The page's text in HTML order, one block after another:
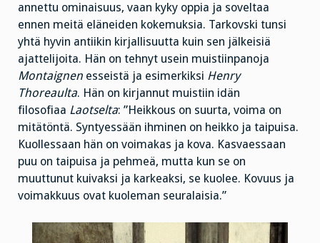
annettu ominaisuus, vaan kyky oppia ja soveltaa
ennen meitä eläneiden kokemuksia. Tarkovski tunsi
yhtä hyvin antiikin kirjallisuutta kuin sen jälkeisiä
ajattelijoita. Hän on tehnyt usein muistiinpanoja
Montaignen esseistä ja esimerkiksi Henry
Thoreaulta. Hän on kirjannut muistiin idän
filosofiaa Laotselta: ”Heikkous on suurta, voima on
mitätöntä. Syntyessään ihminen on heikko ja taipuisa.
Kuollessaan hän on voimakas ja kova. Kasvaessaan
puu on taipuisa ja pehmeä, mutta kun se on
muuttunut kuivaksi ja karkeaksi, se kuolee. Kovuus ja
voimakkuus ovat kuoleman seuralaisia.”